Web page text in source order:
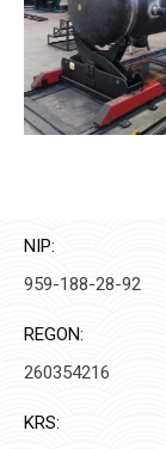
NIP:
959-188-28-92
REGON:
260354216
KRS: